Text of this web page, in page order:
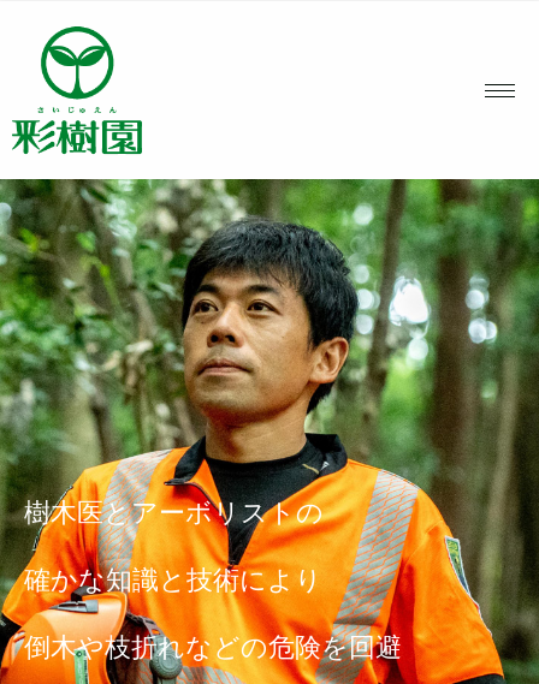
樹木医とアーボリストの
確かな知識と技術により
倒木や枝折れなどの危険を回避